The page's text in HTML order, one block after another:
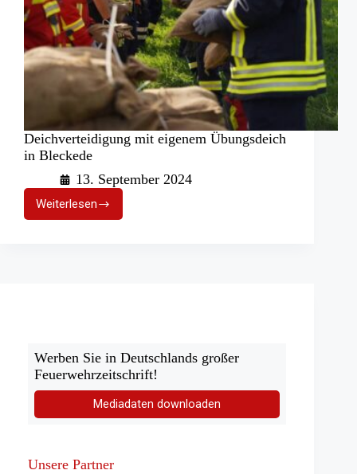
Deichverteidigung mit eigenem Übungsdeich
in Bleckede
13. September 2024
WeiterlesenDeichverteidigung
mit
Werben Sie in Deutschlands großer
Feuerwehrzeitschrift!
Mediadaten downloaden
Unsere Partner